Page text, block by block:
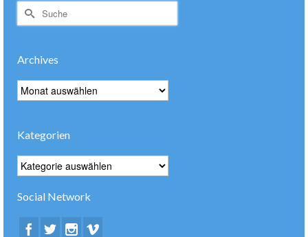
Suche
nach:
Archives
Archives
Kategorien
Kategorien
Social Network